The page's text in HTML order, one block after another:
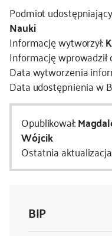
BIP
Podmiot
Nauki
Informację wytworzył:
Informację wprowadził
Data wytworzenia
Data udostępnienia w
Opublikował:
Wójcik
Ostatnia